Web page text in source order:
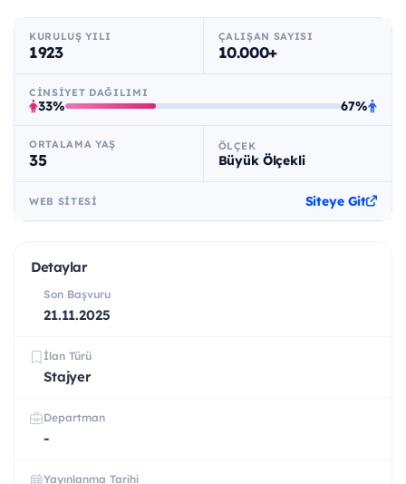
KURULUŞ YILI
1923
ÇALIŞAN SAYISI
10.000+
CINSIYET DAĞILIMI
33% 67%
ORTALAMA YAŞ
35
ÖLÇEK
Büyük Ölçekli
WEB SITESI Siteye Git
Detaylar
Son Başvuru
21.11.2025
İlan Türü
Stajyer
Departman
-
Yayınlanma Tarihi